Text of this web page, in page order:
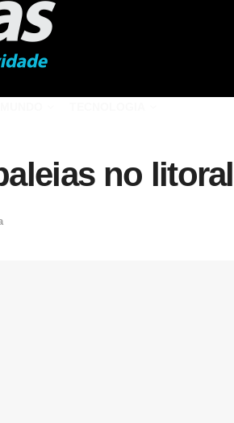
no